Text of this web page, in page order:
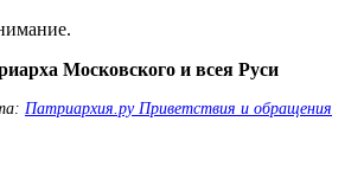
Московского и всея Руси
Патриархия.ру Приветствия и обращения